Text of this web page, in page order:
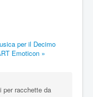
per il Decimo
Emoticon »
per racchette da